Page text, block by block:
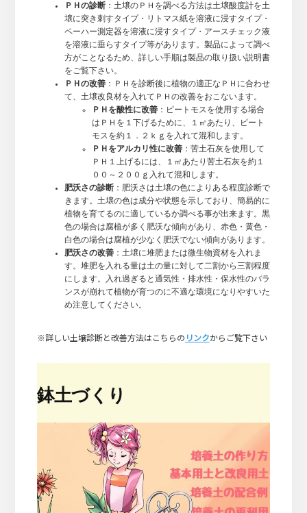
ＰＨの診断：土壌のＰＨを調べる方法は土壌酸度計を土
壌に突き刺すタイプ・リトマス紙を溶液に浸すタイプ・
ペーハー測定器を溶液に浸すタイプ・アースチェック液
を溶液に垂らすタイプ等があります。製品によって調べ
方がことなるため、詳しい手順は製品の取り扱い説明書
をご覧下さい。
ＰＨの改善：ＰＨを診断後に植物の適正なＰＨに合わせ
て、土壌改良材を入れてＰＨの改善をおこないます。
ＰＨを酸性に改善：ピートモスを使用する場合
はＰＨを１下げるために、１㎡あたり、ピート
モスを約１．２ｋｇを入れて混和します。
ＰＨをアルカリ性に改善：苦土石灰を使用して
ＰＨ１上げるには、１㎡あたり苦土石灰を約１
００～２００ｇ入れて混和します。
肥沃さの診断：肥沃さは土壌の色によりある程度診断で
きます。土壌の色は成分や状態を示しており、簡易的に
植物を育てるのに適しているか調べる事が出来ます。黒
色の場合は腐植が多く肥沃な傾向があり、赤色・黄色・
白色の場合は腐植が少なく肥沃でない傾向があります。
肥沃さの改善：土壌に堆肥または微生物資材を入れま
す。堆肥を入れる量は土の量に対して二割から三割程度
にします。入れ過ぎると通気性・排水性・保水性のバラ
ンスが崩れて植物が育つのに不適な環境になりやすいた
め注意してください。
※詳しい土壌診断と改善方法はこちらの リンクからご覧下さい
鉢土づくり